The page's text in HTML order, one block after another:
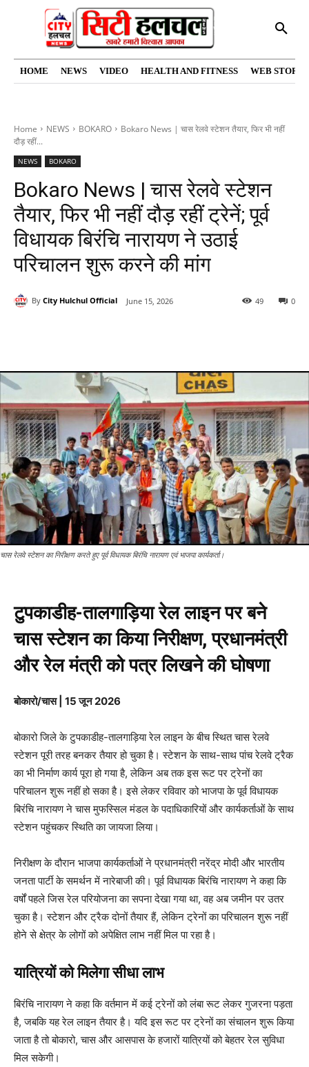
HOME NEWS VIDEO HEALTH AND FITNESS WEB
Home NEWS BOKARO
Bokaro News | चास रेलवे स्टेशन तैयार, फिर भी नहीं
दौड़ रहीं...
NEWS BOKARO
Bokaro News | चास रेलवे स्टेशन
तैयार, फिर भी नहीं दौड़ रहीं ट्रेनें; पूर्व
विधायक बिरंचि नारायण ने उठाई
परिचालन शुरू करने की मांग
By City Hulchul Official June 15, 2026 0
49
चास रेलवे स्टेशन का निरीक्षण करते हुए पूर्व विधायक बिरंचि नारायण एवं भाजपा कार्यकर्ता।
टुपकाडीह-तालगाड़िया रेल लाइन पर बने
चास स्टेशन का किया निरीक्षण, प्रधानमंत्री
और रेल मंत्री को पत्र लिखने की घोषणा
बोकारो/चास | 15 जून 2026
बोकारो जिले के टुपकाडीह-तालगाड़िया रेल लाइन के बीच स्थित चास रेलवे
स्टेशन पूरी तरह बनकर तैयार हो चुका है। स्टेशन के साथ-साथ पांच रेलवे ट्रैक
का भी निर्माण कार्य पूरा हो गया है, लेकिन अब तक इस रूट पर ट्रेनों का
परिचालन शुरू नहीं हो सका है। इसे लेकर रविवार को भाजपा के पूर्व विधायक
बिरंचि नारायण ने चास मुफस्सिल मंडल के पदाधिकारियों और कार्यकर्ताओं के साथ
स्टेशन पहुंचकर स्थिति का जायजा लिया।
निरीक्षण के दौरान भाजपा कार्यकर्ताओं ने प्रधानमंत्री नरेंद्र मोदी और भारतीय
जनता पार्टी के समर्थन में नारेबाजी की। पूर्व विधायक बिरंचि नारायण ने कहा कि
वर्षों पहले जिस रेल परियोजना का सपना देखा गया था, वह अब जमीन पर उतर
चुका है। स्टेशन और ट्रैक दोनों तैयार हैं, लेकिन ट्रेनों का परिचालन शुरू नहीं
होने से क्षेत्र के लोगों को अपेक्षित लाभ नहीं मिल पा रहा है।
यात्रियों को मिलेगा सीधा लाभ
बिरंचि नारायण ने कहा कि वर्तमान में कई ट्रेनों को लंबा रूट लेकर गुजरना पड़ता
है, जबकि यह रेल लाइन तैयार है। यदि इस रूट पर ट्रेनों का संचालन शुरू किया
जाता है तो बोकारो, चास और आसपास के हजारों यात्रियों को बेहतर रेल सुविधा
मिल सकेगी।